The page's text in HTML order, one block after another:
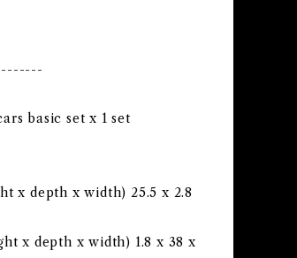
basic set x 1 set
x depth x width) 25.5 x 2.8
x depth x width) 1.8 x 38 x